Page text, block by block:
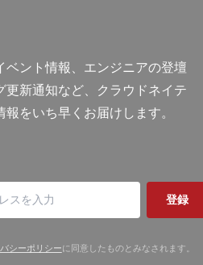
ベント情報、エンジニアの登壇
更新通知など、クラウドネイテ
報をいち早くお届けします。
登録
シーポリシーに同意したものとみなされます。